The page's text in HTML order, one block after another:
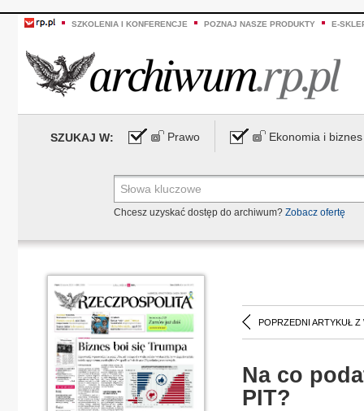
SZKOLENIA I KONFERENCJE POZNAJ NASZE PRODUKTY E-
SZUKAJ W: Prawo Ekonomia i biznes
Chcesz uzyskać dostęp do archiwum? Zobacz ofertę
POPRZEDNI ARTYKUŁ Z
Na co
PIT?